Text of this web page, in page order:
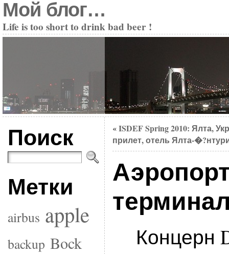
Мой блог…
Life is too short to drink bad beer !
Поиск
Метки
airbus apple
backup Bock
«ISDEF Spring 2010: Ялта,
прилет, отель Ялта-
Концерн